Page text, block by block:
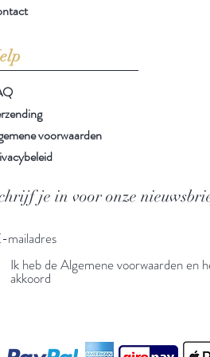
voorwaarden
je in voor onze
Ik heb de Algemene voorwaarden en
akkoord